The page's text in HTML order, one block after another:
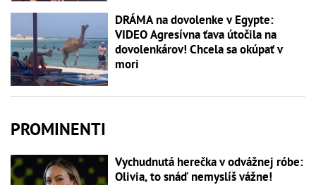
DRÁMA na dovolenke v Egypte:
VIDEO Agresívna ťava útočila na
dovolenkárov! Chcela sa okúpať v
mori
PROMINENTI
Vychudnutá herečka v odvážnej róbe:
Olivia, to snáď nemyslíš vážne!